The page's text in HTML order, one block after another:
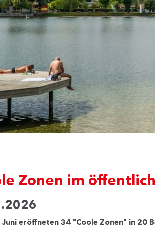
Zonen im
Juni eröffneten 34 "Coole Zonen" in 20